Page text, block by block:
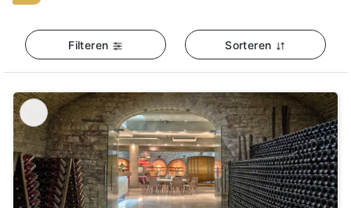
Filteren Sorteren